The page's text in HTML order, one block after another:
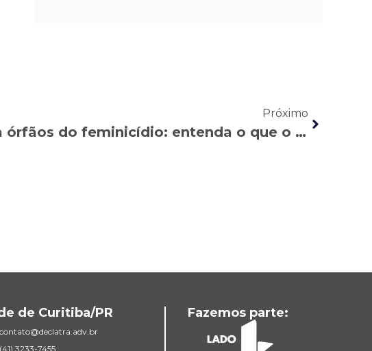
Próximo
Pensão para órfãos do feminicídio: entenda o que o INSS passou a garantir
de Curitiba/PR
contato@declatra.adv.br
(41) 3233-7455
Fazemos parte: